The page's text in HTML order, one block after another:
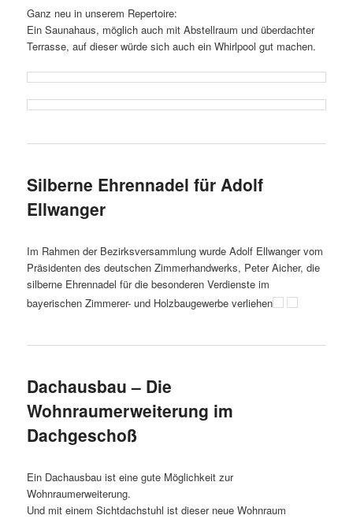
Ganz neu in unserem Repertoire:
Ein Saunahaus, möglich auch mit Abstellraum und überdachter
Terrasse, auf dieser würde sich auch ein Whirlpool gut machen.
Silberne Ehrennadel für Adolf
Ellwanger
Im Rahmen der Bezirksversammlung wurde Adolf Ellwanger vom
Präsidenten des deutschen Zimmerhandwerks, Peter Aicher, die
silberne Ehrennadel für die besonderen Verdienste im
bayerischen Zimmerer- und Holzbaugewerbe verliehen
Dachausbau – Die
Wohnraumerweiterung im
Dachgeschoß
Ein Dachausbau ist eine gute Möglichkeit zur
Wohnraumerweiterung.
Und mit einem Sichtdachstuhl ist dieser neue Wohnraum